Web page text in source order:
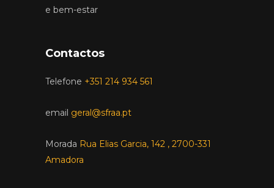
e bem-estar
Contactos
Telefone +351 214 934 561
email geral@sfraa.pt
Morada Rua Elias Garcia, 142 , 2700-331
Amadora